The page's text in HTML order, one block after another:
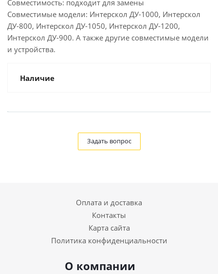
Совместимость: подходит для замены
Совместимые модели: Интерскол ДУ-1000, Интерскол
ДУ-800, Интерскол ДУ-1050, Интерскол ДУ-1200,
Интерскол ДУ-900. А также другие совместимые модели
и устройства.
Наличие
Задать вопрос
Оплата и доставка
Контакты
Карта сайта
Политика конфиденциальности
О компании